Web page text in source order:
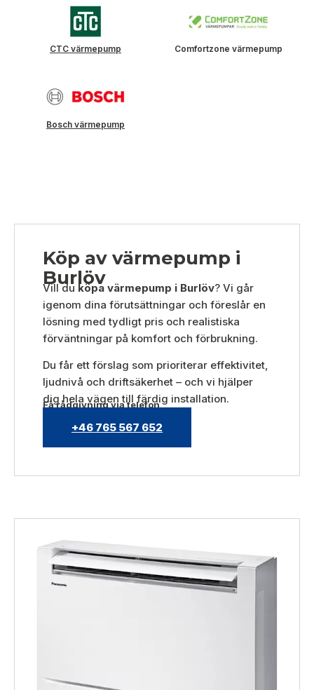
CTC värmepump Comfortzone värmepump
Bosch värmepump
Köp av värmepump i
Burlöv
Vill du köpa värmepump i Burlöv? Vi går
igenom dina förutsättningar och föreslår en
lösning med tydligt pris och realistiska
förväntningar på komfort och förbrukning.
Du får ett förslag som prioriterar effektivitet,
ljudnivå och driftsäkerhet – och vi hjälper
dig hela vägen till färdig installation.
Få rådgivning via telefon
+46 765 567 652